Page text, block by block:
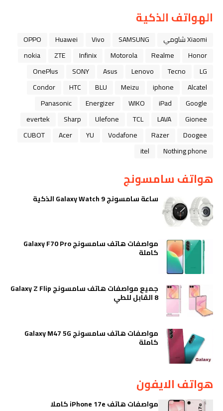
الهواتف الذكية
Xiaomi شاومي SAMSUNG
Vivo
Huawei
OPPO
Honor
Realme
Motorola
Infinix
ZTE
nokia
LG
Tecno
Lenovo
Asus
SONY
OnePlus
Alcatel
iphone
Meizu
BLU
HTC
Condor
Google
iPad
WIKO
Energizer
Panasonic
Gionee
LAVA
TCL
Ulefone
Sharp
evertek
Doogee
Razer
Vodafone
YU
Acer
CUBOT
Nothing phone
itel
هواتف سامسونج
ساعة سامسونج Galaxy Watch 9 الذكية
مواصفات هاتف سامسونج Galaxy F70 Pro
كاملة
جميع مواصفات هاتف سامسونج Galaxy Z Flip
8 القابل للطي
مواصفات هاتف سامسونج Galaxy M47 5G
كاملة
هواتف الايفون
مواصفات هاتف iPhone 17e كاملا